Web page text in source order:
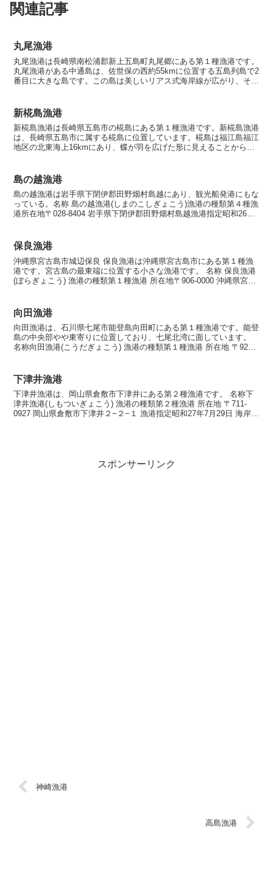
関連記事
丸尾漁港
丸尾漁港は長崎県南松浦郡新上五島町丸尾郷にある第１種漁港です。
丸尾漁港がある中通島は、佐世保の西約55kmに位置する五島列島で2
番目に大きな島です。この島は美しいリアス式海岸線が広がり、その
新椛島漁港
新椛島漁港は長崎県五島市の椛島にある第１種漁港です。新椛島漁港
は、長崎県五島市に属する椛島に位置しています。椛島は福江島福江
地区の北東海上16kmにあり、蝶が羽を広げた形に見えることから、
島の越漁港
島の越漁港は岩手県下閉伊郡田野畑村島越にあり、観光船発港にもな
っている。名称 島の越漁港(しまのこしぎょこう)漁港の種類第４種漁
港所在地〒028-8404 岩手県下閉伊郡田野畑村島越漁港指定昭和26年7
保良漁港
沖縄県宮古島市城辺保良 保良漁港は沖縄県宮古島市にある第１種漁
港です。宮古島の最東端に位置する小さな漁港です。 名称 保良漁港
(ぼらぎょこう) 漁港の種類第１種漁港 所在地〒906-0000 沖縄県宮古
向田漁港
向田漁港は、石川県七尾市能登島向田町にある第１種漁港です。能登
島の中央部やや東寄りに位置しており、七尾北湾に面しています。
名称向田漁港(こうだぎょこう) 漁港の種類第１種漁港 所在地 〒926-
下津井漁港
下津井漁港は、岡山県倉敷市下津井にある第２種漁港です。 名称下
津井漁港(しもついぎょこう) 漁港の種類第２種漁港 所在地 〒711-
0927 岡山県倉敷市下津井２−２−１ 漁港指定昭和27年7月29日 海岸保
スポンサーリンク
神崎漁港
高島漁港